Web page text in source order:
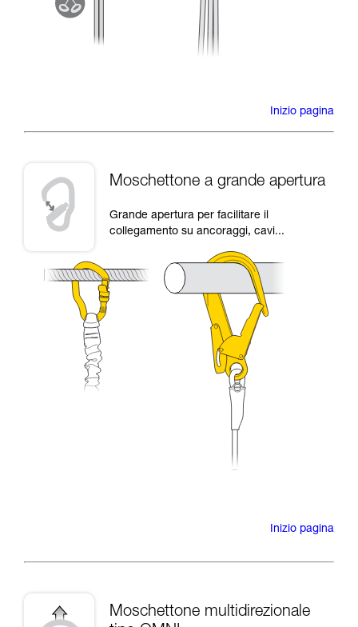
Inizio pagina
Moschettone a grande apertura
Grande apertura per facilitare il
collegamento su ancoraggi, cavi...
Inizio pagina
Moschettone multidirezionale